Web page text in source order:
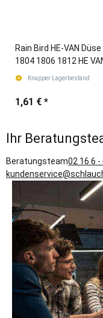
Rain Bird HE-VAN
1804 1806 1812 HE
Knapper Lagerbestand
1,61 € *
Ihr
Beratungsteam02 16 6 -